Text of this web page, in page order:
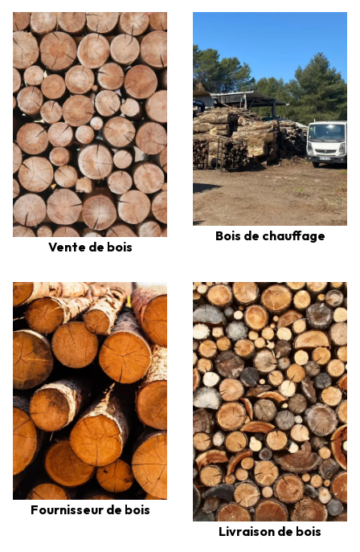
Vente de bois
Bois de chauffage
Fournisseur de bois
Livraison de bois